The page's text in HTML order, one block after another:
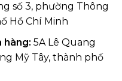
số 3, phường Thông
Hồ Chí Minh
hàng: 5A Lê Quang
Mỹ Tây, thành phố